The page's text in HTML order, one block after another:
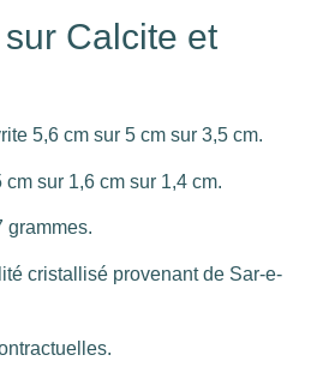
Calcite et
5,6 cm sur 5 cm sur 3,5 cm.
sur 1,6 cm sur 1,4 cm.
grammes.
cristallisé provenant de Sar-e-